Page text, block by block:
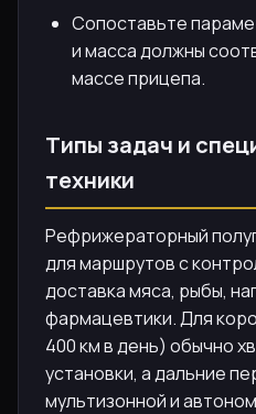
Сопоставьте
и масса должны
массе прицепа.
Типы задач и
техники
Рефрижераторный
для маршрутов с
доставка мяса, рыбы,
фармацевтики. Для
400 км в день) обычно
установки, а дальние
мультизонной и